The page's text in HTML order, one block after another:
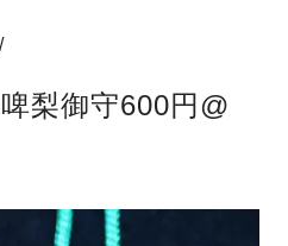
梨御守600円@